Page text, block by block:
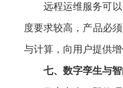
远程运维服务可
度要求较高，产品必
与计算，向用户提供增
七、数字孪生与